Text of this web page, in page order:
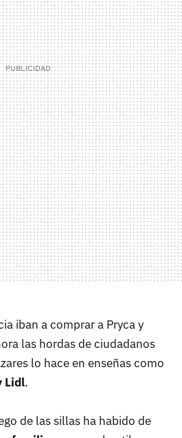
iban a comprar a Pryca y
las hordas de ciudadanos
lo hace en enseñas como
Lidl.
de las sillas ha habido de